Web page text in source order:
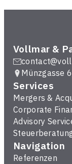
Vollmar &
Münzgasse
Services
Mergers &
Corporate
Advisory
Navigation
Referenzen